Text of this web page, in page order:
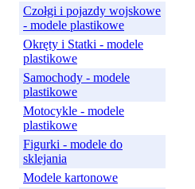
Czołgi i pojazdy wojskowe
- modele plastikowe
Okręty i Statki - modele
plastikowe
Samochody - modele
plastikowe
Motocykle - modele
plastikowe
Figurki - modele do
sklejania
Modele kartonowe